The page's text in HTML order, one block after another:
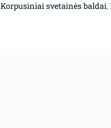
Korpusiniai svetainės baldai,